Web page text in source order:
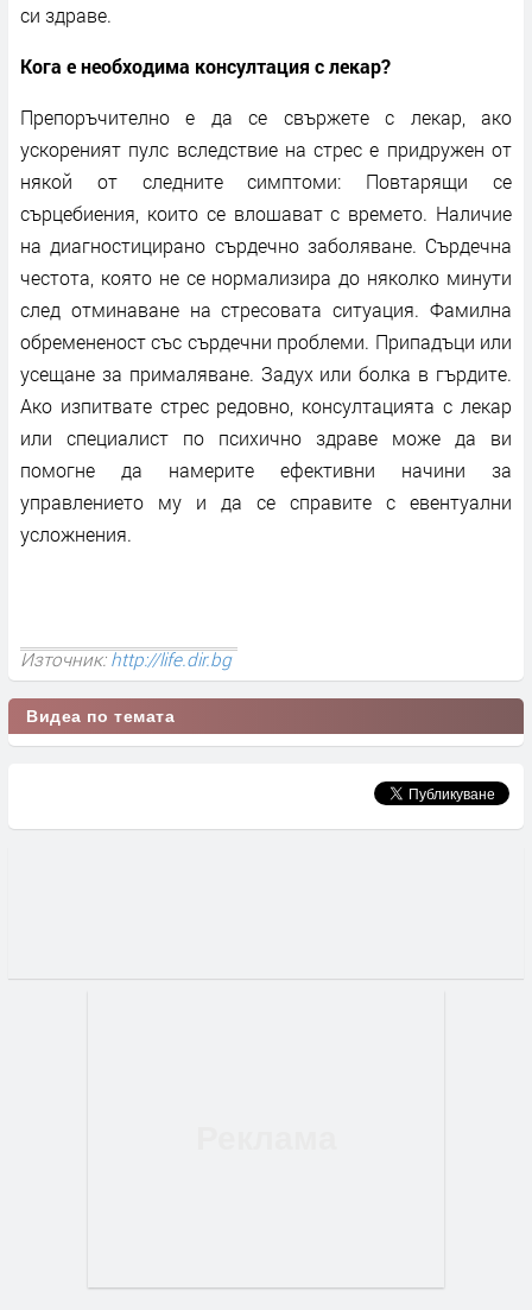
си здраве.
Кога е необходима консултация с лекар?
Препоръчително е да се свържете с лекар, ако
ускореният пулс вследствие на стрес е придружен от
някой от следните симптоми: Повтарящи се
сърцебиения, които се влошават с времето. Наличие
на диагностицирано сърдечно заболяване. Сърдечна
честота, която не се нормализира до няколко минути
след отминаване на стресовата ситуация. Фамилна
обремененост със сърдечни проблеми. Припадъци или
усещане за прималяване. Задух или болка в гърдите.
Ако изпитвате стрес редовно, консултацията с лекар
или специалист по психично здраве може да ви
помогне да намерите ефективни начини за
управлението му и да се справите с евентуални
усложнения.
Източник:http://life.dir.bg
Видеа по темата